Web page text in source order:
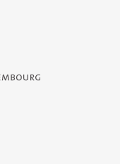
- Service